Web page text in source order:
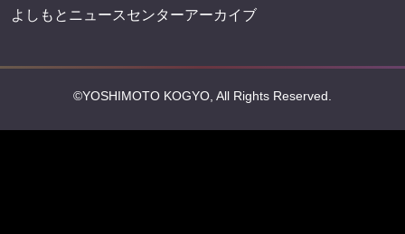
よしもとニュースセンターアーカイブ
©YOSHIMOTO KOGYO, All Rights Reserved.